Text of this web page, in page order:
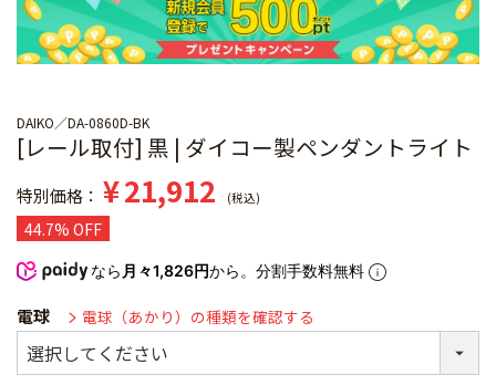
DAIKO DA-0860D-BK
[レール取付] 黒 | ダイコー製ペンダントライト
特別価格 ¥21,912 税込
44.7% OFF
なら 月々1,826円から。分割手数料無料
電球 電球（あかり）の種類を確認する